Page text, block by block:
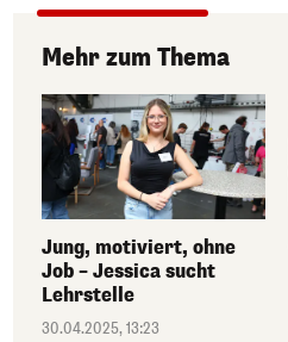
Mehr zum Thema
Jung, motiviert, ohne
Job – Jessica sucht
Lehrstelle
30.04.2025, 13:23